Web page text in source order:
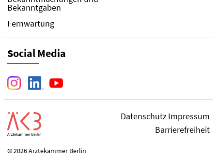
Bekanntgaben
Fernwartung
Social Media
DatenschutzImpressum
Barrierefreiheit
© 2026 Ärztekammer Berlin